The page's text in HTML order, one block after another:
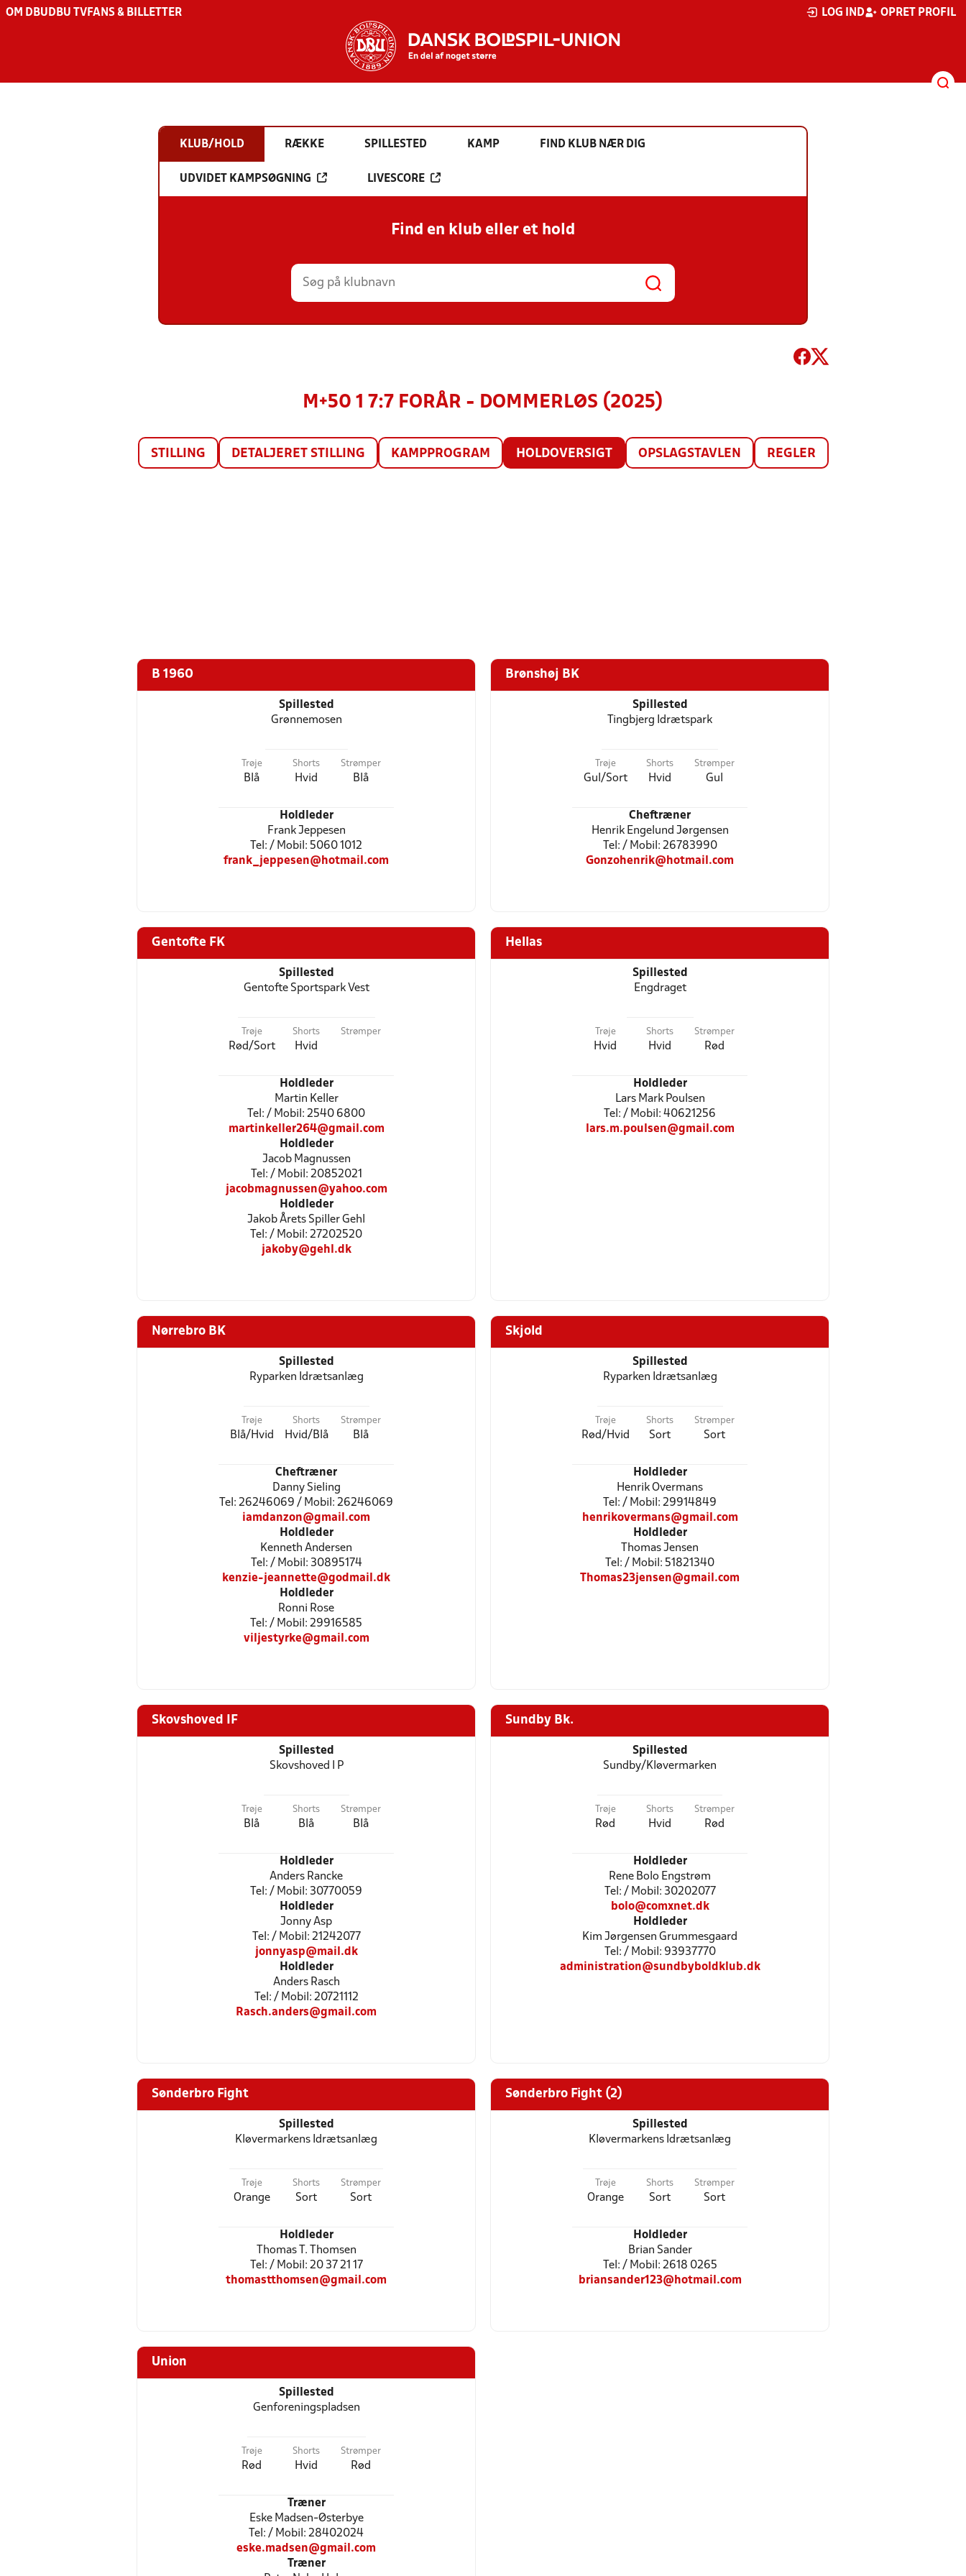
OM DBU DBU TV FANS & BILLETTER LOG IND OPRET PROFIL
KLUB/HOLD RÆKKE SPILLESTED KAMP FIND KLUB NÆR DIG
UDVIDET KAMPSØGNING LIVESCORE
Find en klub eller et hold
M+50 1 7:7 FORÅR - DOMMERLØS (2025)
STILLING DETALJERET STILLING KAMPPROGRAM HOLDOVERSIGT OPSLAGSTAVLEN REGLER
B 1960
Spillested
Grønnemosen
Trøje
Blå
Shorts
Hvid
Strømper
Blå
Holdleder
Frank Jeppesen
Tel: / Mobil: 5060 1012
frank_jeppesen@hotmail.com
Brønshøj BK
Spillested
Tingbjerg Idrætspark
Trøje
Gul/Sort
Shorts
Hvid
Strømper
Gul
Cheftræner
Henrik Engelund Jørgensen
Tel: / Mobil: 26783990
Gonzohenrik@hotmail.com
Gentofte FK
Spillested
Gentofte Sportspark Vest
Trøje
Rød/Sort
Shorts
Hvid
Strømper
Holdleder
Martin Keller
Tel: / Mobil: 2540 6800
martinkeller264@gmail.com
Holdleder
Jacob Magnussen
Tel: / Mobil: 20852021
jacobmagnussen@yahoo.com
Holdleder
Jakob Årets Spiller Gehl
Tel: / Mobil: 27202520
jakoby@gehl.dk
Hellas
Spillested
Engdraget
Trøje
Hvid
Shorts
Hvid
Strømper
Rød
Holdleder
Lars Mark Poulsen
Tel: / Mobil: 40621256
lars.m.poulsen@gmail.com
Nørrebro BK
Spillested
Ryparken Idrætsanlæg
Trøje
Blå/Hvid
Shorts
Hvid/Blå
Strømper
Blå
Cheftræner
Danny Sieling
Tel: 26246069 / Mobil: 26246069
iamdanzon@gmail.com
Holdleder
Kenneth Andersen
Tel: / Mobil: 30895174
kenzie-jeannette@godmail.dk
Holdleder
Ronni Rose
Tel: / Mobil: 29916585
viljestyrke@gmail.com
Skjold
Spillested
Ryparken Idrætsanlæg
Trøje
Rød/Hvid
Shorts
Sort
Strømper
Sort
Holdleder
Henrik Overmans
Tel: / Mobil: 29914849
henrikovermans@gmail.com
Holdleder
Thomas Jensen
Tel: / Mobil: 51821340
Thomas23jensen@gmail.com
Skovshoved IF
Spillested
Skovshoved I P
Trøje
Blå
Shorts
Blå
Strømper
Blå
Holdleder
Anders Rancke
Tel: / Mobil: 30770059
Holdleder
Jonny Asp
Tel: / Mobil: 21242077
jonnyasp@mail.dk
Holdleder
Anders Rasch
Tel: / Mobil: 20721112
Rasch.anders@gmail.com
Sundby Bk.
Spillested
Sundby/Kløvermarken
Trøje
Rød
Shorts
Hvid
Strømper
Rød
Holdleder
Rene Bolo Engstrøm
Tel: / Mobil: 30202077
bolo@comxnet.dk
Holdleder
Kim Jørgensen Grummesgaard
Tel: / Mobil: 93937770
administration@sundbyboldklub.dk
Sønderbro Fight
Spillested
Kløvermarkens Idrætsanlæg
Trøje
Orange
Shorts
Sort
Strømper
Sort
Holdleder
Thomas T. Thomsen
Tel: / Mobil: 20 37 21 17
thomastthomsen@gmail.com
Sønderbro Fight (2)
Spillested
Kløvermarkens Idrætsanlæg
Trøje
Orange
Shorts
Sort
Strømper
Sort
Holdleder
Brian Sander
Tel: / Mobil: 2618 0265
briansander123@hotmail.com
Union
Spillested
Genforeningspladsen
Trøje
Rød
Shorts
Hvid
Strømper
Rød
Træner
Eske Madsen-Østerbye
Tel: / Mobil: 28402024
eske.madsen@gmail.com
Træner